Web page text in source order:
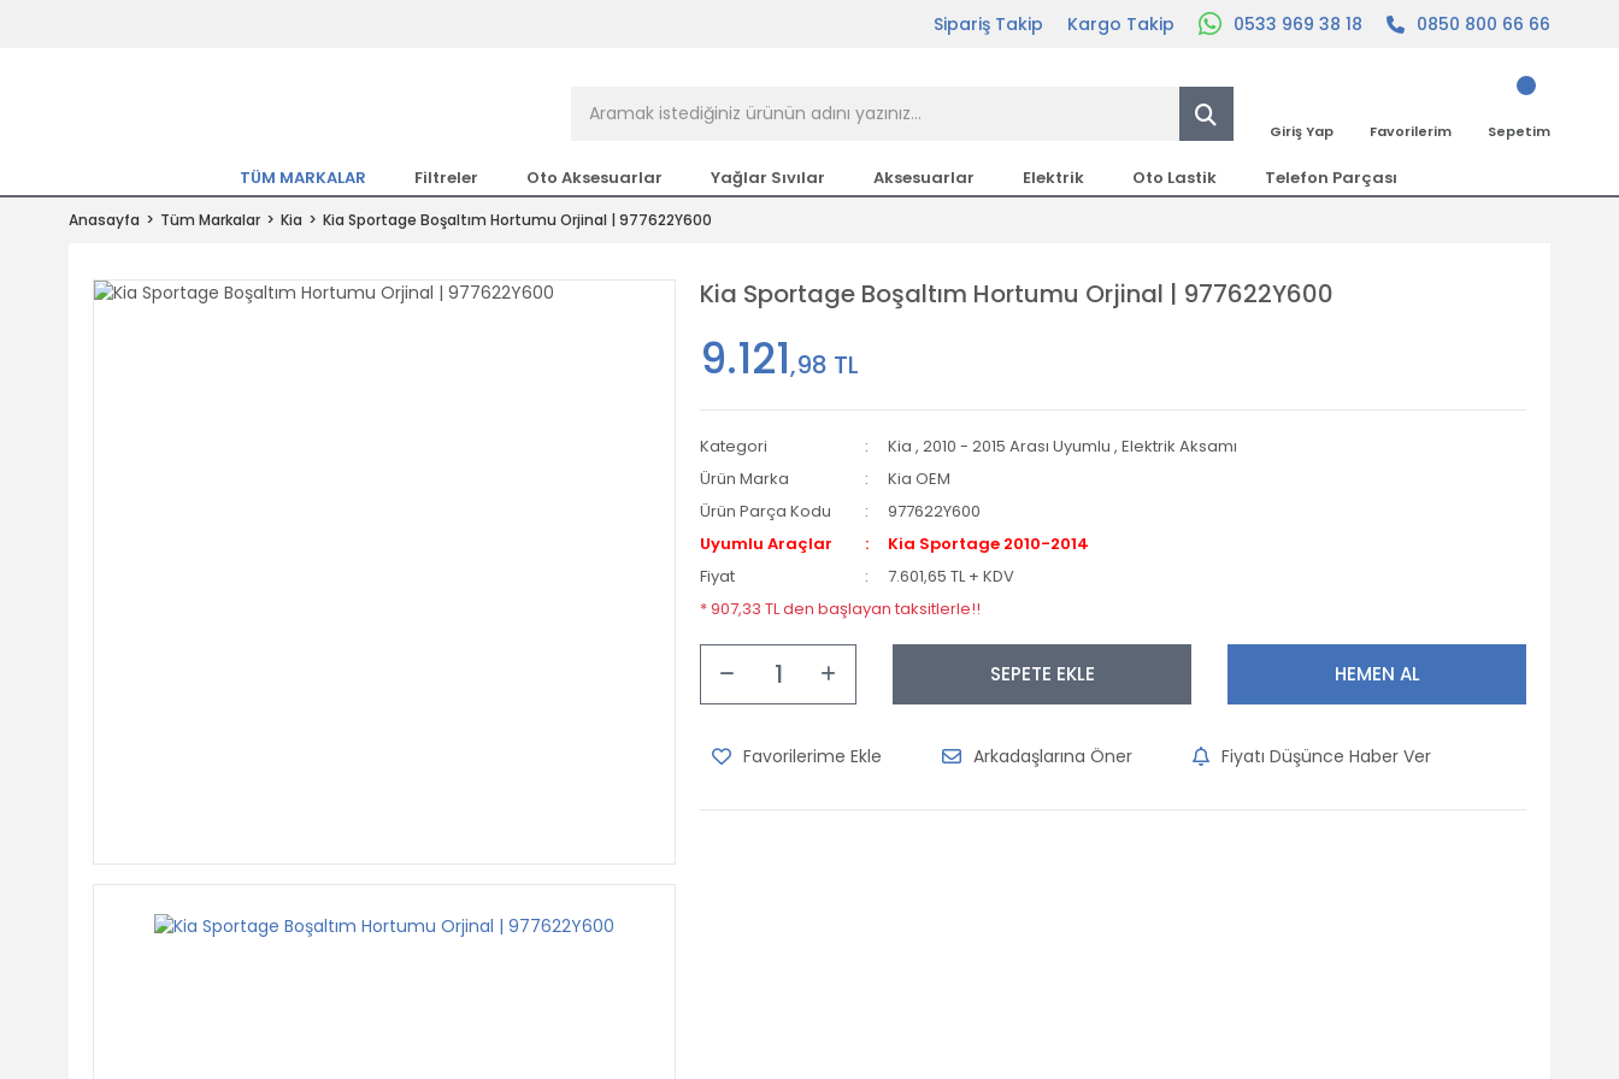
Tıkla Al, Mutlu Kal!
Sipariş Takip Kargo Takip 0533 969 38 18 0850 800 66 66
Giriş Yap Favorilerim Sepetim
TÜM MARKALAR Filtreler Oto Aksesuarlar Yağlar Sıvılar Aksesuarlar Elektrik Oto Lastik Telefon Parçası
Anasayfa Tüm Markalar Kia Kia Sportage Boşaltım Hortumu Orjinal | 977622Y600
Kia Sportage Boşaltım Hortumu Orjinal | 977622Y600
9.121,98 TL
Kategori Kia ,2010 - 2015 Arası Uyumlu ,Elektrik Aksamı
Ürün Marka
Kia OEM
Ürün Parça Kodu
977622Y600
Uyumlu Araçlar
Kia Sportage 2010-2014
Fiyat
7.601,65 TL + KDV
* 907,33 TL den başlayan taksitlerle!!
SEPETE EKLE HEMEN AL
Arkadaşlarına Öner Fiyatı Düşünce Haber Ver